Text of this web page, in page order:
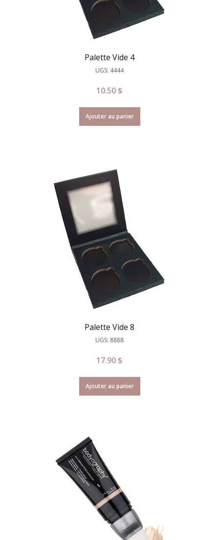
Palette Vide 4
UGS: 4444
10.50 $
Ajouter au panier
Palette Vide 8
UGS: 8888
17.90 $
Ajouter au panier